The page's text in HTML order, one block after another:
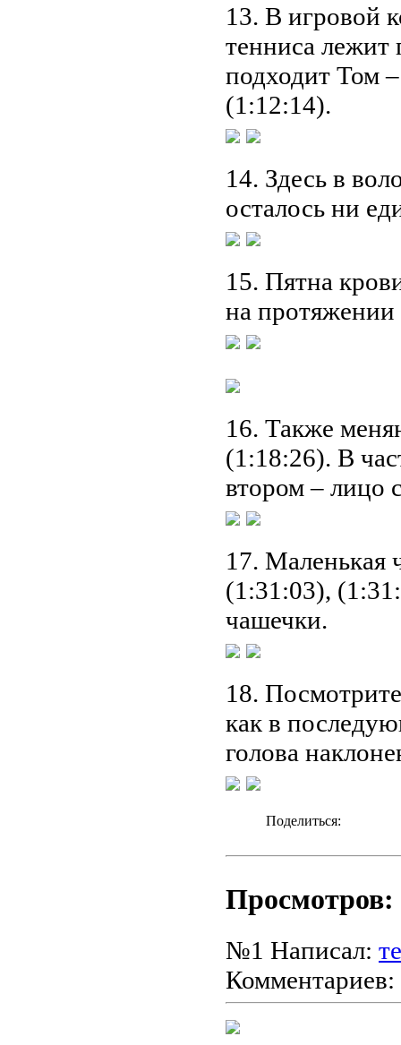
13. В игровой
тенниса лежит
подходит Том
(1:12:14).
14. Здесь в
осталось ни
15. Пятна
на
16. Также
(1:18:26). В
втором – лицо
17. Маленькая
(1:31:03),
чашечки.
18.
как в
голова
Поделиться:
Просмотров:
№1 Написал:
Комментариев: